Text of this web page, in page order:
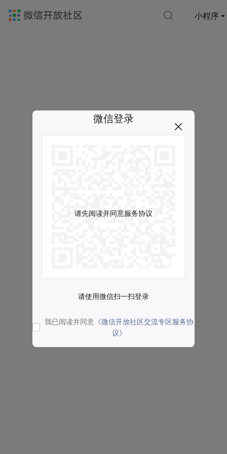
小程序
微信登录
请先阅读并同意服务协议
请使用微信扫一扫登录
我已阅读并同意 《微信开放社区交流专区服务协
议》